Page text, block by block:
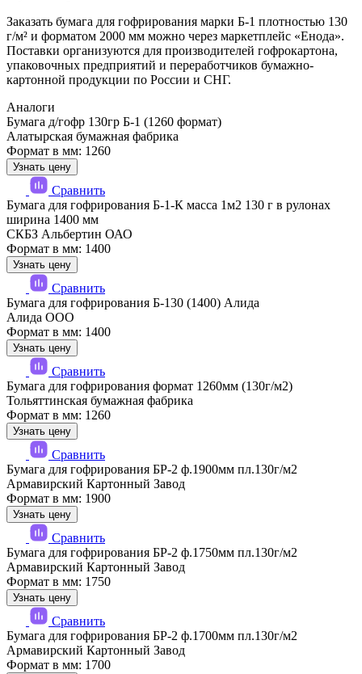
Заказать бумага для гофрирования марки Б-1 плотностью 130
г/м² и форматом 2000 мм можно через маркетплейс «Енода».
Поставки организуются для производителей гофрокартона,
упаковочных предприятий и переработчиков бумажно-
картонной продукции по России и СНГ.
Аналоги
Бумага д/гофр 130гр Б-1 (1260 формат)
Алатырская бумажная фабрика
Формат в мм: 1260
Узнать цену
Сравнить
Бумага для гофрирования Б-1-К масса 1м2 130 г в рулонах
ширина 1400 мм
СКБЗ Альбертин ОАО
Формат в мм: 1400
Узнать цену
Сравнить
Бумага для гофрирования Б-130 (1400) Алида
Алида ООО
Формат в мм: 1400
Узнать цену
Сравнить
Бумага для гофрирования формат 1260мм (130г/м2)
Тольяттинская бумажная фабрика
Формат в мм: 1260
Узнать цену
Сравнить
Бумага для гофрирования БР-2 ф.1900мм пл.130г/м2
Армавирский Картонный Завод
Формат в мм: 1900
Узнать цену
Сравнить
Бумага для гофрирования БР-2 ф.1750мм пл.130г/м2
Армавирский Картонный Завод
Формат в мм: 1750
Узнать цену
Сравнить
Бумага для гофрирования БР-2 ф.1700мм пл.130г/м2
Армавирский Картонный Завод
Формат в мм: 1700